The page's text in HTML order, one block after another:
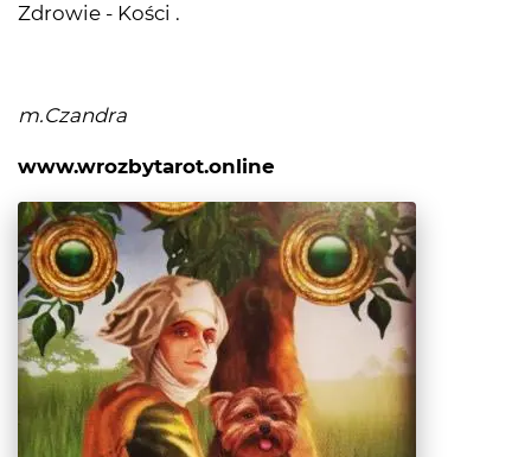
Zdrowie - Kości .
m.Czandra
www.wrozbytarot.online